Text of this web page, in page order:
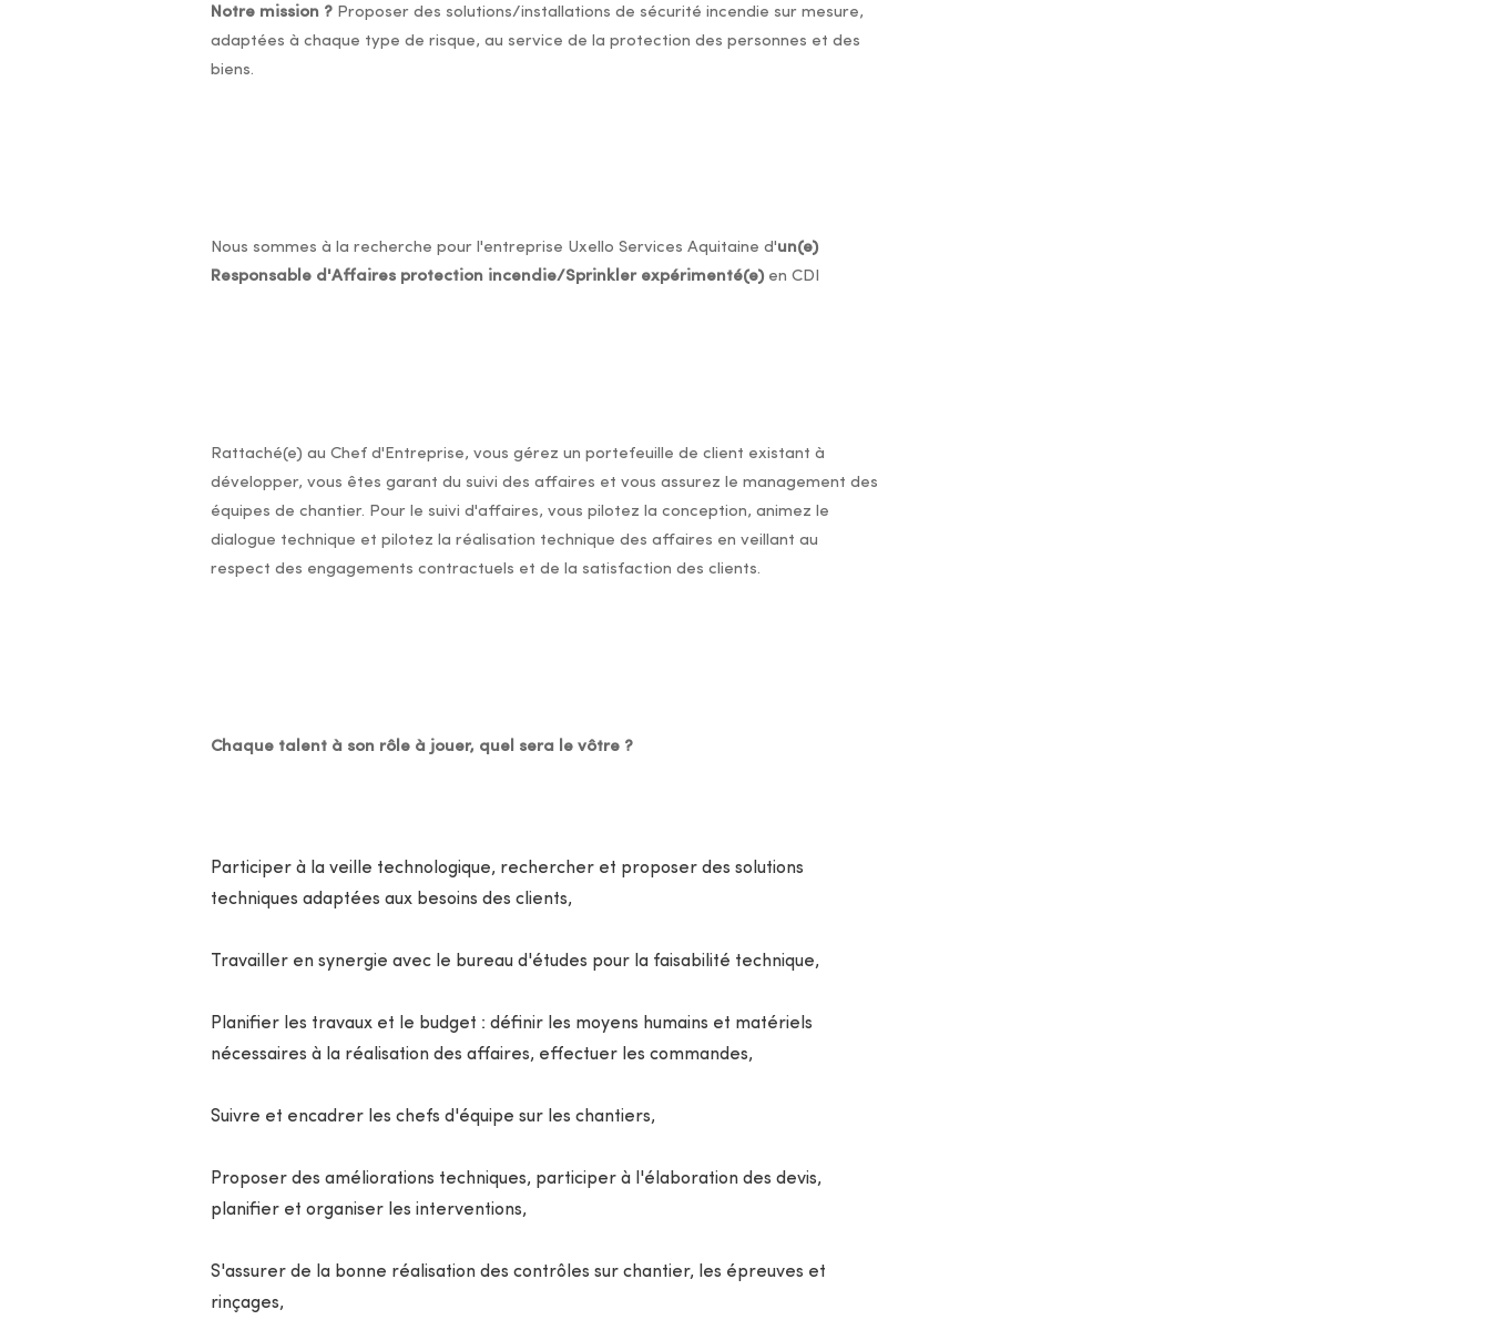
Notre mission ?Proposer des solutions/installations de sécurité incendie sur mesure,
adaptées à chaque type de risque, au service de la protection des personnes et des
biens.
Nous sommes à la recherche pour l'entreprise Uxello Services Aquitaine d'un(e)
Responsable d'Affaires protection incendie/Sprinkler expérimenté(e)en CDI
Rattaché(e) au Chef d'Entreprise, vous gérez un portefeuille de client existant à
développer, vous êtes garant du suivi des affaires et vous assurez le management des
équipes de chantier. Pour le suivi d'affaires, vous pilotez la conception, animez le
dialogue technique et pilotez la réalisation technique des affaires en veillant au
respect des engagements contractuels et de la satisfaction des clients.
Chaque talent à son rôle à jouer, quel sera le vôtre ?
Participer à la veille technologique, rechercher et proposer des solutions
techniques adaptées aux besoins des clients,
Travailler en synergie avec le bureau d'études pour la faisabilité technique,
Planifier les travaux et le budget : définir les moyens humains et matériels
nécessaires à la réalisation des affaires, effectuer les commandes,
Suivre et encadrer les chefs d'équipe sur les chantiers,
Proposer des améliorations techniques, participer à l'élaboration des devis,
planifier et organiser les interventions,
S'assurer de la bonne réalisation des contrôles sur chantier, les épreuves et
rinçages,